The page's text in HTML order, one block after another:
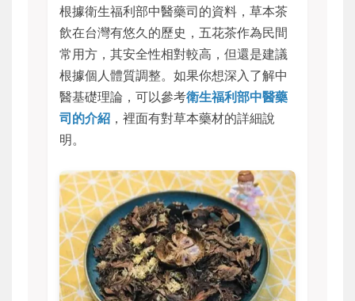
根據衛生福利部中醫藥司的資料，草本茶
飲在台灣有悠久的歷史，五花茶作為民間
常用方，其安全性相對較高，但還是建議
根據個人體質調整。如果你想深入了解中
醫基礎理論，可以參考衛生福利部中醫藥
司的介紹 ，裡面有對草本藥材的詳細說
明。